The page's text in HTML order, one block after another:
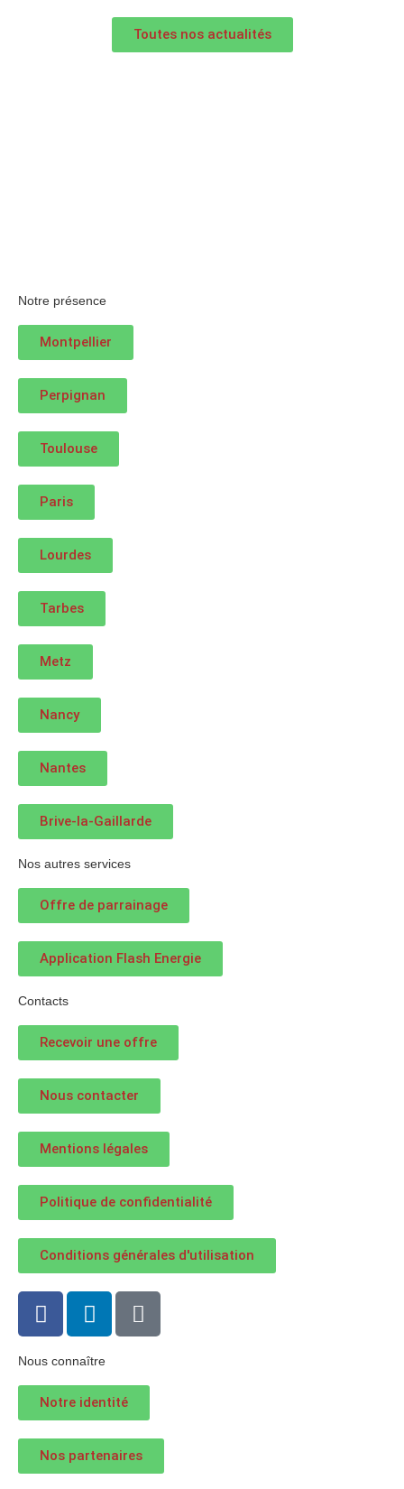
Toutes nos actualités
Notre présence
Montpellier
Perpignan
Toulouse
Paris
Lourdes
Tarbes
Metz
Nancy
Nantes
Brive-la-Gaillarde
Nos autres services
Offre de parrainage
Application Flash Energie
Contacts
Recevoir une offre
Nous contacter
Mentions légales
Politique de confidentialité
Conditions générales d'utilisation
Nous connaître
Notre identité
Nos partenaires